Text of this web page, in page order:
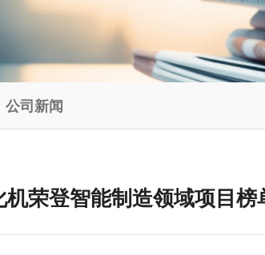
公司新闻
机荣登智能制造领域项目榜